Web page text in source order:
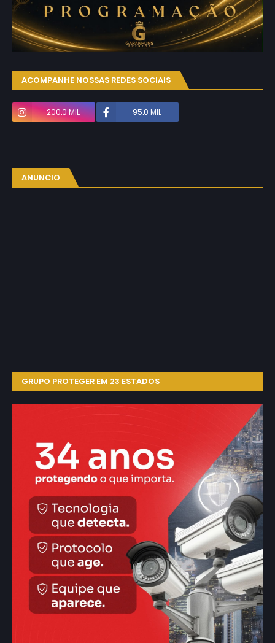
ACOMPANHE NOSSAS REDES SOCIAIS
200.0 MIL 95.0 MIL
ANUNCIO
GRUPO PROTEGER EM 23 ESTADOS